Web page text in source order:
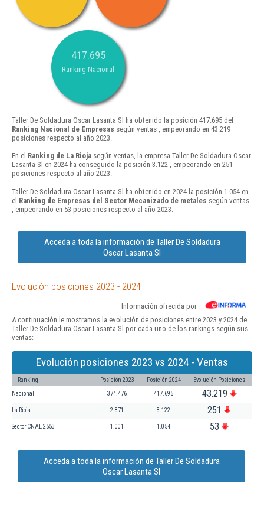
417.695
Ranking Nacional
Taller De Soldadura Oscar Lasanta Sl ha obtenido la posición 417.695 del
Ranking Nacional de Empresas según ventas , empeorando en 43.219
posiciones respecto al año 2023.
En el Ranking de La Rioja según ventas, la empresa Taller De Soldadura Oscar
Lasanta Sl en 2024 ha conseguido la posición 3.122 , empeorando en 251
posiciones respecto al año 2023.
Taller De Soldadura Oscar Lasanta Sl ha obtenido en 2024 la posición 1.054 en
el Ranking de Empresas del Sector Mecanizado de metales según ventas
, empeorando en 53 posiciones respecto al año 2023.
Acceda a toda la información de Taller De Soldadura
Oscar Lasanta Sl
Evolución posiciones 2023 - 2024
Información ofrecida por
A continuación le mostramos la evolución de posiciones entre 2023 y 2024 de
Taller De Soldadura Oscar Lasanta Sl por cada uno de los rankings según sus
ventas:
Evolución posiciones 2023 vs 2024 - Ventas
Ranking Posición 2023 Posición 2024 Evolución Posiciones
Nacional 374.476 417.695 43.219
La Rioja 2.871 3.122 251
Sector CNAE 2553 1.001 1.054 53
Acceda a toda la información de Taller De Soldadura
Oscar Lasanta Sl